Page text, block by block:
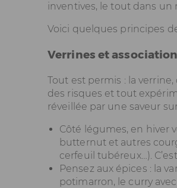
inventives, le tout dans un
Voici quelques principes
Verrines et
Tout est permis : la
des risques et tout
réveillée par une saveur
Côté légumes, en hiver
butternut et autres
cerfeuil tubéreux…).
Pensez aux épices : la
potimarron, le curry